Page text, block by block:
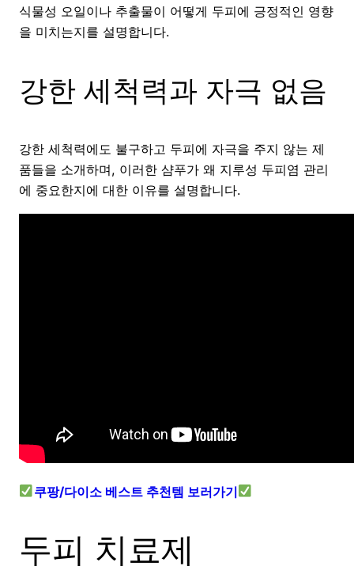
식물성 오일이나 추출물이 어떻게 두피에 긍정적인 영향
을 미치는지를 설명합니다.
강한 세척력과 자극 없음
강한 세척력에도 불구하고 두피에 자극을 주지 않는 제
품들을 소개하며, 이러한 샴푸가 왜 지루성 두피염 관리
에 중요한지에 대한 이유를 설명합니다.
쿠팡/다이소 베스트 추천템 보러가기
두피 치료제